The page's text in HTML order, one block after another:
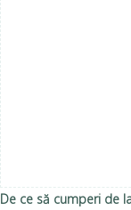
De ce să cumperi de